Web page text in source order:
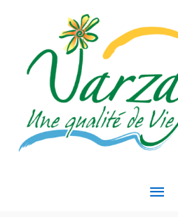
MENU